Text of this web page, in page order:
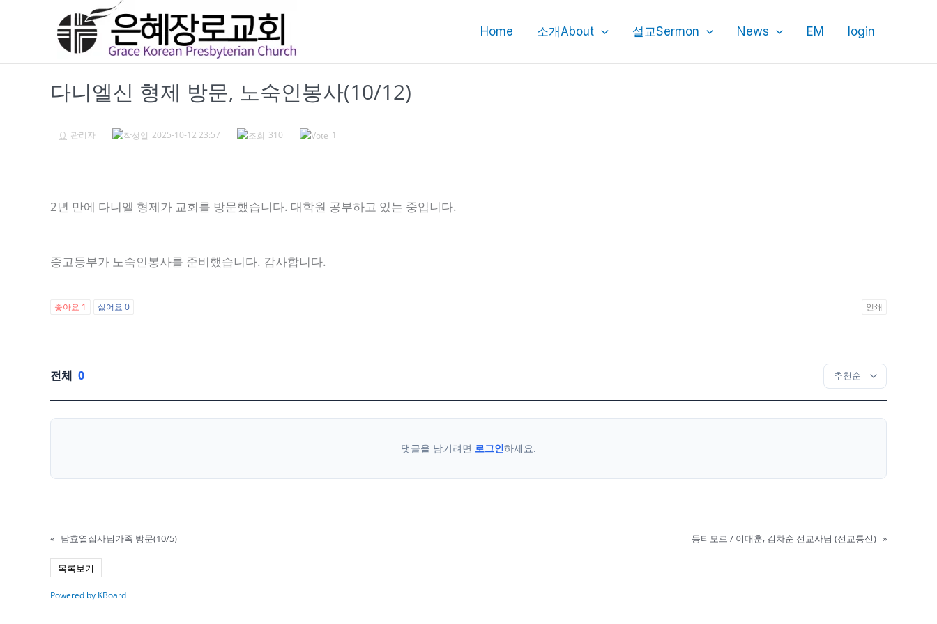
Home 소개About 설교Sermon News EM login
다니엘신 형제 방문, 노숙인봉사(10/12)
관리자 2025-10-12 23:57 310 1
2년 만에 다니엘 형제가 교회를 방문했습니다. 대학원 공부하고 있는 중입니다.
중고등부가 노숙인봉사를 준비했습니다. 감사합니다.
좋아요 1 싫어요 0 인쇄
전체 0
댓글을 남기려면 로그인하세요.
« 남효열집사님가족 방문(10/5) 동티모르 / 이대훈, 김차순 선교사님 (선교통신) »
목록보기
Powered by KBoard